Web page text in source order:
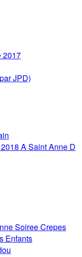
2017
JPD)
A Saint Anne D
Soiree Crepes
Enfants